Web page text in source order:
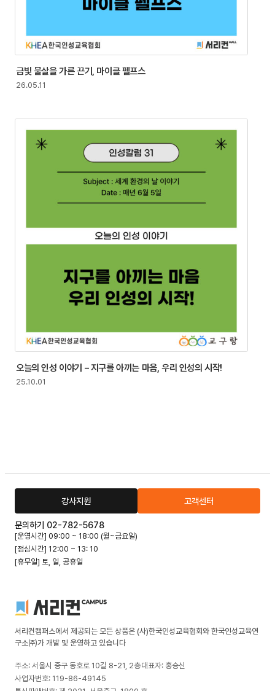
금빛 물살을 가른 끈기, 마이클 펠프스
26.05.11
오늘의 인성 이야기 – 지구를 아끼는 마음, 우리 인성의 시작!
25.10.01
강사지원 고객센터
문의하기 02-782-5678
[운영시간] 09:00 ~ 18:00 (월~금요일)
[점심시간] 12:00 ~ 13: 10
[휴무일] 토, 일, 공휴일
서리컨캠퍼스에서 제공되는 모든 상품은 (사)한국인성교육협회와 한국인성교육연
구소㈜가 개발 및 운영하고 있습니다
주소: 서울시 중구 동호로 10길 8-21, 2층대표자: 홍승신
사업자번호: 119-86-49145